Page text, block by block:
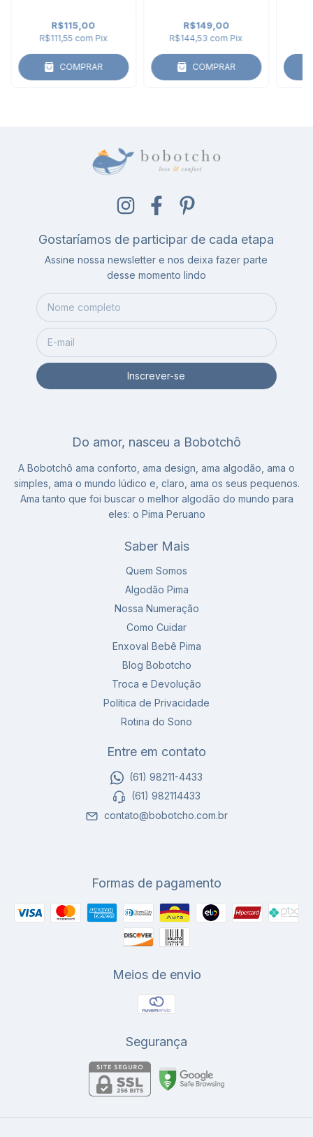
R$115,00
R$111,55 com Pix
COMPRAR
R$149,00
R$144,53 com Pix
COMPRAR
Gostaríamos de participar de cada etapa
Assine nossa newsletter e nos deixa fazer parte
desse momento lindo
Do amor, nasceu a Bobotchô
A Bobotchô ama conforto, ama design, ama algodão, ama o
simples, ama o mundo lúdico e, claro, ama os seus pequenos.
Ama tanto que foi buscar o melhor algodão do mundo para
eles: o Pima Peruano
Saber Mais
Quem Somos
Algodão Pima
Nossa Numeração
Como Cuidar
Enxoval Bebê Pima
Blog Bobotcho
Troca e Devolução
Política de Privacidade
Rotina do Sono
Entre em contato
(61) 98211-4433
(61) 982114433
contato@bobotcho.com.br
Formas de pagamento
Meios de envio
Segurança